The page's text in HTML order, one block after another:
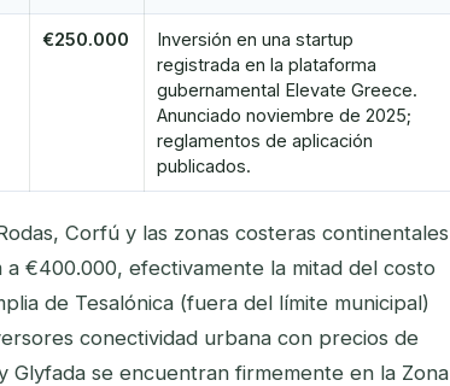
€250.000
Inversión en una startup
registrada en la plataforma
gubernamental Elevate Greece.
Anunciado noviembre de 2025;
reglamentos de aplicación
publicados.
Corfú y las zonas costeras continentales
€400.000, efectivamente la mitad del costo
de Tesalónica (fuera del límite municipal)
conectividad urbana con precios de
Glyfada se encuentran firmemente en la Zona